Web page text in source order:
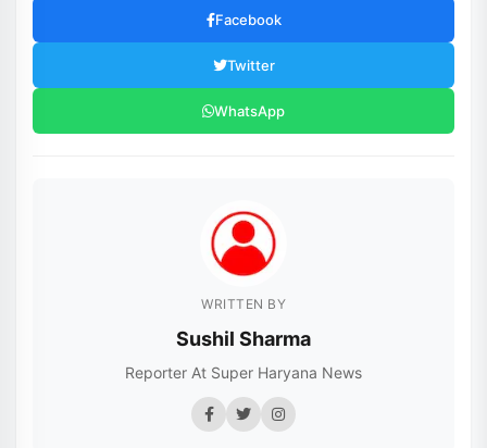
Facebook
Twitter
WhatsApp
WRITTEN BY
Sushil Sharma
Reporter At Super Haryana News